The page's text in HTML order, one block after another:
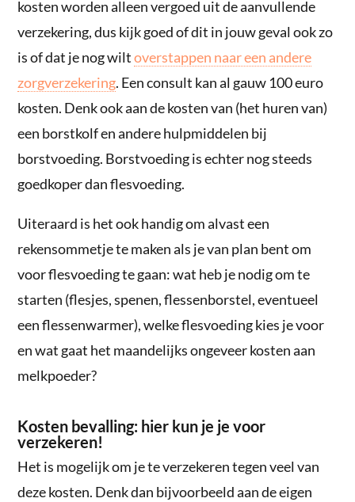
kosten worden alleen vergoed uit de aanvullende
verzekering, dus kijk goed of dit in jouw geval ook zo
is of dat je nog wiltoverstappen naar een andere
zorgverzekering. Een consult kan al gauw 100 euro
kosten. Denk ook aan de kosten van (het huren van)
een borstkolf en andere hulpmiddelen bij
borstvoeding. Borstvoeding is echter nog steeds
goedkoper dan flesvoeding.
Uiteraard is het ook handig om alvast een
rekensommetje te maken als je van plan bent om
voor flesvoeding te gaan: wat heb je nodig om te
starten (flesjes, spenen, flessenborstel, eventueel
een flessenwarmer), welke flesvoeding kies je voor
en wat gaat het maandelijks ongeveer kosten aan
melkpoeder?
Kosten bevalling: hier kun je je voor
verzekeren!
Het is mogelijk om je te verzekeren tegen veel van
deze kosten. Denk dan bijvoorbeeld aan de eigen